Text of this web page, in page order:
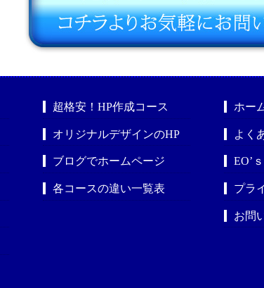
超格安！HP作成コース
オリジナルデザインのHP
ブログでホームページ
各コースの違い一覧表
ホー
よく
EO’
プラ
お問